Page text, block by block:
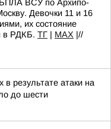
БПЛА ВСУ по Архипо-
Девочки 11 и 16
их состояние
в РДКБ. TГ | MAX |//
результате атаки на
до шести